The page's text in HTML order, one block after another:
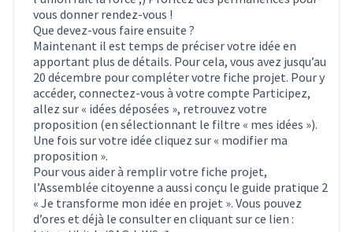
vous donner rendez-vous !
Que devez-vous faire ensuite ?
Maintenant il est temps de préciser votre idée en
apportant plus de détails. Pour cela, vous avez jusqu’au
20 décembre pour compléter votre fiche projet. Pour y
accéder, connectez-vous à votre compte Participez,
allez sur « idées déposées », retrouvez votre
proposition (en sélectionnant le filtre « mes idées »).
Une fois sur votre idée cliquez sur « modifier ma
proposition ».
Pour vous aider à remplir votre fiche projet,
l’Assemblée citoyenne a aussi conçu le guide pratique 2
« Je transforme mon idée en projet ». Vous pouvez
d’ores et déjà le consulter en cliquant sur ce lien :